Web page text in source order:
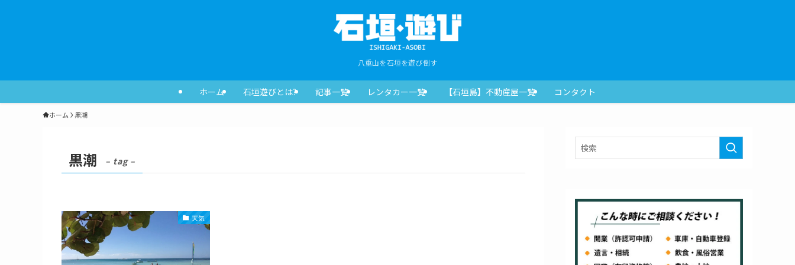
八重山を石垣を遊び倒す
ホーム 石垣遊びとは? 記事一覧 レンタカー一覧 【石垣島】不動産屋一覧 コンタクト
ホーム 黒潮
黒潮 – tag –
天気